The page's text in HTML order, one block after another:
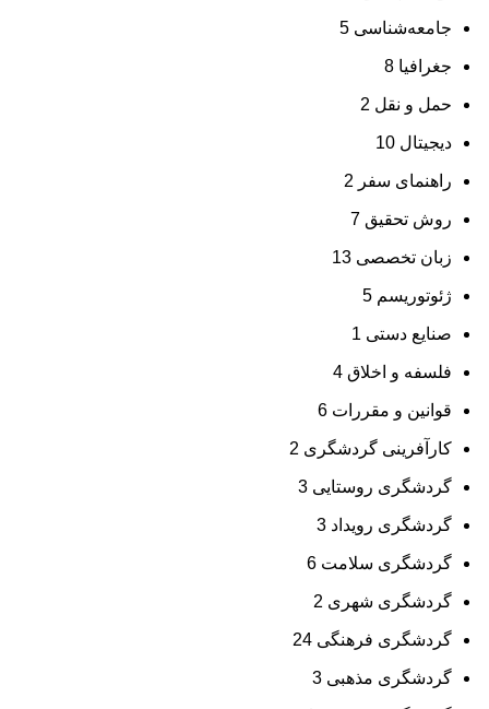
جامعه‌شناسی 5
جغرافیا 8
حمل و نقل 2
دیجیتال 10
راهنمای سفر 2
روش تحقیق 7
زبان تخصصی 13
ژئوتوریسم 5
صنایع دستی 1
فلسفه و اخلاق 4
قوانین و مقررات 6
کارآفرینی گردشگری 2
گردشگری روستایی 3
گردشگری رویداد 3
گردشگری سلامت 6
گردشگری شهری 2
گردشگری فرهنگی 24
گردشگری مذهبی 3